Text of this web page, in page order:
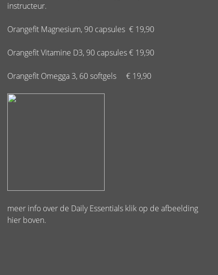
instructeur.
Orangefit Magnesium, 90 capsules € 19,90
Orangefit Vitamine D3, 90 capsules € 19,90
Orangefit Omegga 3, 60 softgels € 19,90
meer info over de Daily Essentials klik op de afbeelding
hier boven.